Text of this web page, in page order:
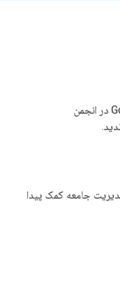
جامعه کمک پیدا